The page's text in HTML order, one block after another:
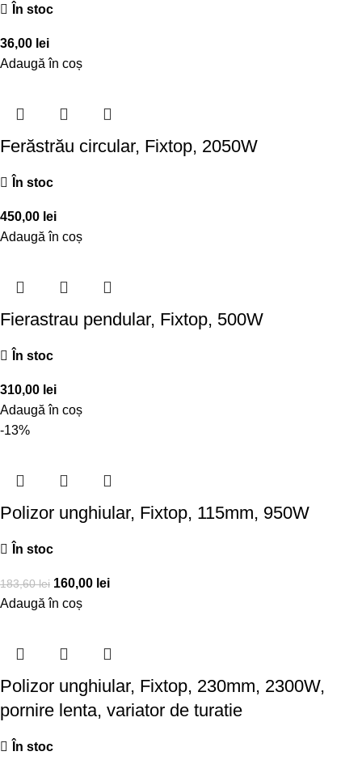
În stoc
36,00 lei
Adaugă în coș
Ferăstrău circular, Fixtop, 2050W
În stoc
450,00 lei
Adaugă în coș
Fierastrau pendular, Fixtop, 500W
În stoc
310,00 lei
Adaugă în coș
-13%
Polizor unghiular, Fixtop, 115mm, 950W
În stoc
183,60lei 160,00 lei
Adaugă în coș
Polizor unghiular, Fixtop, 230mm, 2300W,
pornire lenta, variator de turatie
În stoc